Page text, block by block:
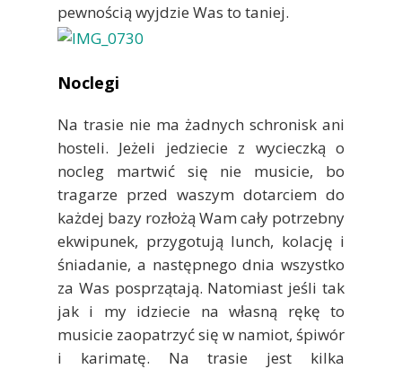
pewnością wyjdzie Was to taniej.
Noclegi
Na trasie nie ma żadnych schronisk ani
hosteli. Jeżeli jedziecie z wycieczką o
nocleg martwić się nie musicie, bo
tragarze przed waszym dotarciem do
każdej bazy rozłożą Wam cały potrzebny
ekwipunek, przygotują lunch, kolację i
śniadanie, a następnego dnia wszystko
za Was posprzątają. Natomiast jeśli tak
jak i my idziecie na własną rękę to
musicie zaopatrzyć się w namiot, śpiwór
i karimatę. Na trasie jest kilka